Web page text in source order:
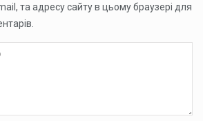
та адресу сайту в цьому браузері для